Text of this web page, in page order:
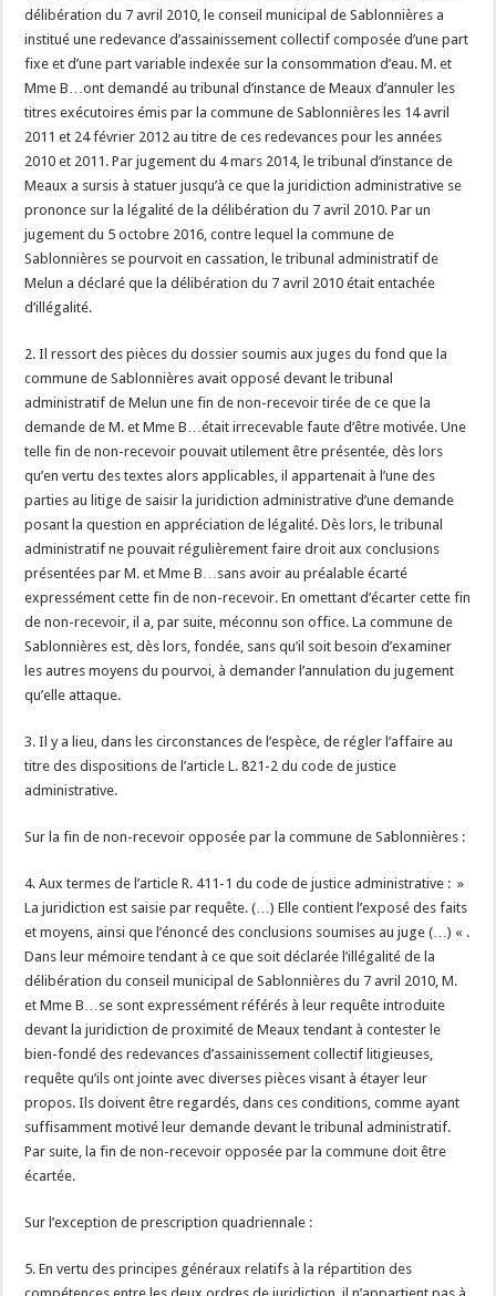
délibération du 7 avril 2010, le conseil municipal de Sablonnières a
institué une redevance d’assainissement collectif composée d’une part
fixe et d’une part variable indexée sur la consommation d’eau. M. et
Mme B…ont demandé au tribunal d’instance de Meaux d’annuler les
titres exécutoires émis par la commune de Sablonnières les 14 avril
2011 et 24 février 2012 au titre de ces redevances pour les années
2010 et 2011. Par jugement du 4 mars 2014, le tribunal d’instance de
Meaux a sursis à statuer jusqu’à ce que la juridiction administrative se
prononce sur la légalité de la délibération du 7 avril 2010. Par un
jugement du 5 octobre 2016, contre lequel la commune de
Sablonnières se pourvoit en cassation, le tribunal administratif de
Melun a déclaré que la délibération du 7 avril 2010 était entachée
d’illégalité.
2. Il ressort des pièces du dossier soumis aux juges du fond que la
commune de Sablonnières avait opposé devant le tribunal
administratif de Melun une fin de non-recevoir tirée de ce que la
demande de M. et Mme B…était irrecevable faute d’être motivée. Une
telle fin de non-recevoir pouvait utilement être présentée, dès lors
qu’en vertu des textes alors applicables, il appartenait à l’une des
parties au litige de saisir la juridiction administrative d’une demande
posant la question en appréciation de légalité. Dès lors, le tribunal
administratif ne pouvait régulièrement faire droit aux conclusions
présentées par M. et Mme B…sans avoir au préalable écarté
expressément cette fin de non-recevoir. En omettant d’écarter cette fin
de non-recevoir, il a, par suite, méconnu son office. La commune de
Sablonnières est, dès lors, fondée, sans qu’il soit besoin d’examiner
les autres moyens du pourvoi, à demander l’annulation du jugement
qu’elle attaque.
3. Il y a lieu, dans les circonstances de l’espèce, de régler l’affaire au
titre des dispositions de l’article L. 821-2 du code de justice
administrative.
Sur la fin de non-recevoir opposée par la commune de Sablonnières :
4. Aux termes de l’article R. 411-1 du code de justice administrative : »
La juridiction est saisie par requête. (…) Elle contient l’exposé des faits
et moyens, ainsi que l’énoncé des conclusions soumises au juge (…) « .
Dans leur mémoire tendant à ce que soit déclarée l’illégalité de la
délibération du conseil municipal de Sablonnières du 7 avril 2010, M.
et Mme B…se sont expressément référés à leur requête introduite
devant la juridiction de proximité de Meaux tendant à contester le
bien-fondé des redevances d’assainissement collectif litigieuses,
requête qu’ils ont jointe avec diverses pièces visant à étayer leur
propos. Ils doivent être regardés, dans ces conditions, comme ayant
suffisamment motivé leur demande devant le tribunal administratif.
Par suite, la fin de non-recevoir opposée par la commune doit être
écartée.
Sur l’exception de prescription quadriennale :
5. En vertu des principes généraux relatifs à la répartition des